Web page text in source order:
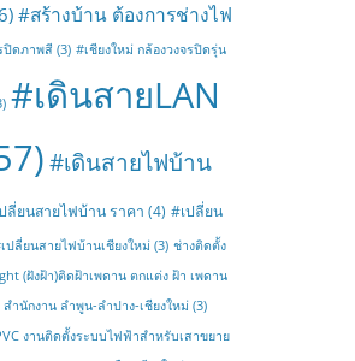
#สร้างบ้าน ต้องการช่างไฟ
ปิดภาพสี (3) #เชียงใหม่ กล้องวงจรปิดรุ่น
#เดินสายLAN
#เดินสายไฟบ้าน
ลี่ยนสายไฟบ้าน ราคา (4) #เปลี่ยน
ปลี่ยนสายไฟบ้านเชียงใหม่ (3) ช่างติดตั้ง
(ฝังฝ้า)ติดฝ้าเพดาน ตกแต่ง ฝ้า เพดาน
ำนักงาน ลำพูน-ลำปาง-เชียงใหม่ (3)
งานติดตั้งระบบไฟฟ้าสำหรับเสาขยาย